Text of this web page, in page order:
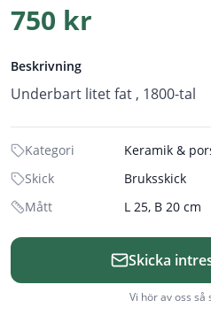
750 kr
Beskrivning
Underbart litet fat , 1800-tal
Kategori
Keramik &
Skick
Bruksskick
Mått
L 25, B 20 cm
Skicka
Vi hör av oss så